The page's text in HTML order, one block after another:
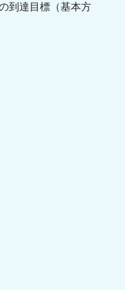
到達目標（基本方